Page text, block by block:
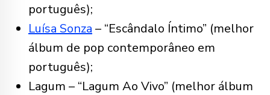
português);
Luísa Sonza – “Escândalo Íntimo” (melhor
álbum de pop contemporâneo em
português);
Lagum – “Lagum Ao Vivo” (melhor álbum